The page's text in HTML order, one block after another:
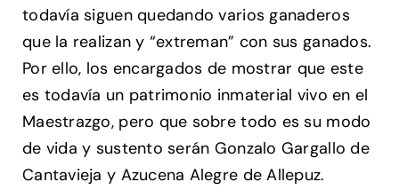
todavía siguen quedando varios ganaderos
que la realizan y “extreman” con sus ganados.
Por ello, los encargados de mostrar que este
es todavía un patrimonio inmaterial vivo en el
Maestrazgo, pero que sobre todo es su modo
de vida y sustento serán Gonzalo Gargallo de
Cantavieja y Azucena Alegre de Allepuz.